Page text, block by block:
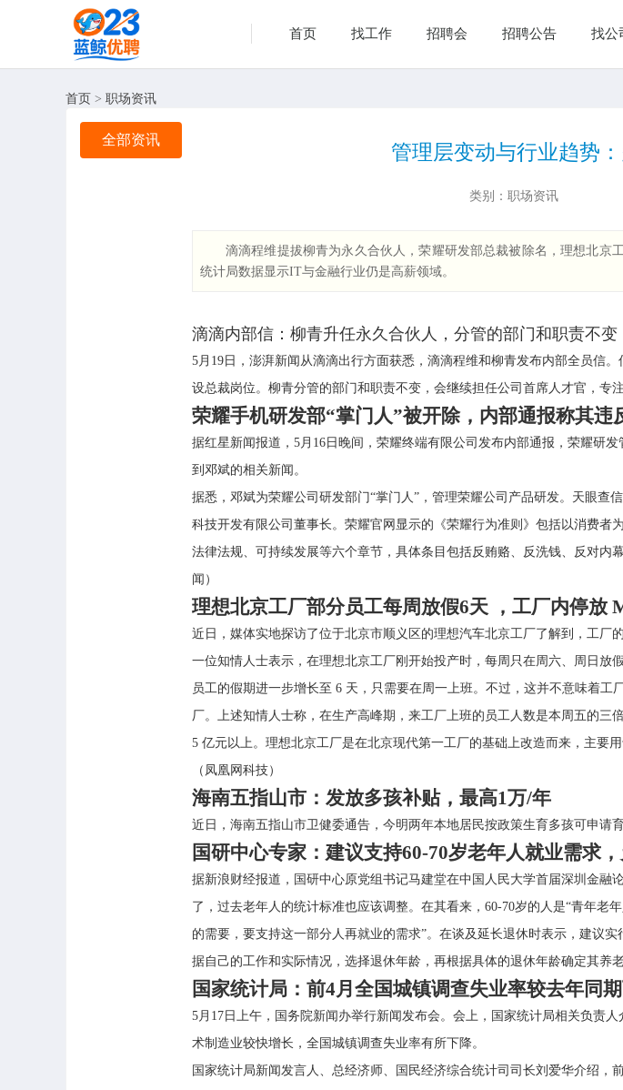
首页 找工作 招聘会 招聘公告 找公
首页 > 职场资讯
全部资讯
管理层变动与行业趋势
类别：职场资讯
滴滴程维提拔柳青为永久合伙人，荣耀研发部总裁被除名，理想北京
统计局数据显示IT与金融行业仍是高薪领域。
滴滴内部信：柳青升任永久合伙人，分管的部门和职责不
5月19日，澎湃新闻从滴滴出行方面获悉，滴滴程维和柳青发布内部全员信
设总裁岗位。柳青分管的部门和职责不变，会继续担任公司首席人才官，专
荣耀手机研发部“掌门人”被开除，内部通报称其违
据红星新闻报道，5月16日晚间，荣耀终端有限公司发布内部通报，荣耀研
到邓斌的相关新闻。
据悉，邓斌为荣耀公司研发部门“掌门人”，管理荣耀公司产品研发。天眼
科技开发有限公司董事长。荣耀官网显示的《荣耀行为准则》包括以消费
法律法规、可持续发展等六个章节，具体条目包括反贿赂、反洗钱、反对
闻）
理想北京工厂部分员工每周放假6天 ，工厂内停放
近日，媒体实地探访了位于北京市顺义区的理想汽车北京工厂了解到，工厂
一位知情人士表示，在理想北京工厂刚开始投产时，每周只在周六、周日
员工的假期进一步增长至 6 天，只需要在周一上班。不过，这并不意味着
厂。上述知情人士称，在生产高峰期，来工厂上班的员工人数是本周五的
5 亿元以上。理想北京工厂是在北京现代第一工厂的基础上改造而来，主要
（凤凰网科技）
海南五指山市：发放多孩补贴，最高1万/年
近日，海南五指山市卫健委通告，今明两年本地居民按政策生育多孩可申请
国研中心专家：建议支持60-70岁老年人就业需求
据新浪财经报道，国研中心原党组书记马建堂在中国人民大学首届深圳金
了，过去老年人的统计标准也应该调整。在其看来，60-70岁的人是“青年老
的需要，要支持这一部分人再就业的需求”。在谈及延长退休时表示，建议
据自己的工作和实际情况，选择退休年龄，再根据具体的退休年龄确定其养
国家统计局：前4月全国城镇调查失业率较去年同
5月17日上午，国务院新闻办举行新闻发布会。会上，国家统计局相关负责
术制造业较快增长，全国城镇调查失业率有所下降。
国家统计局新闻发言人、总经济师、国民经济综合统计司司长刘爱华介绍